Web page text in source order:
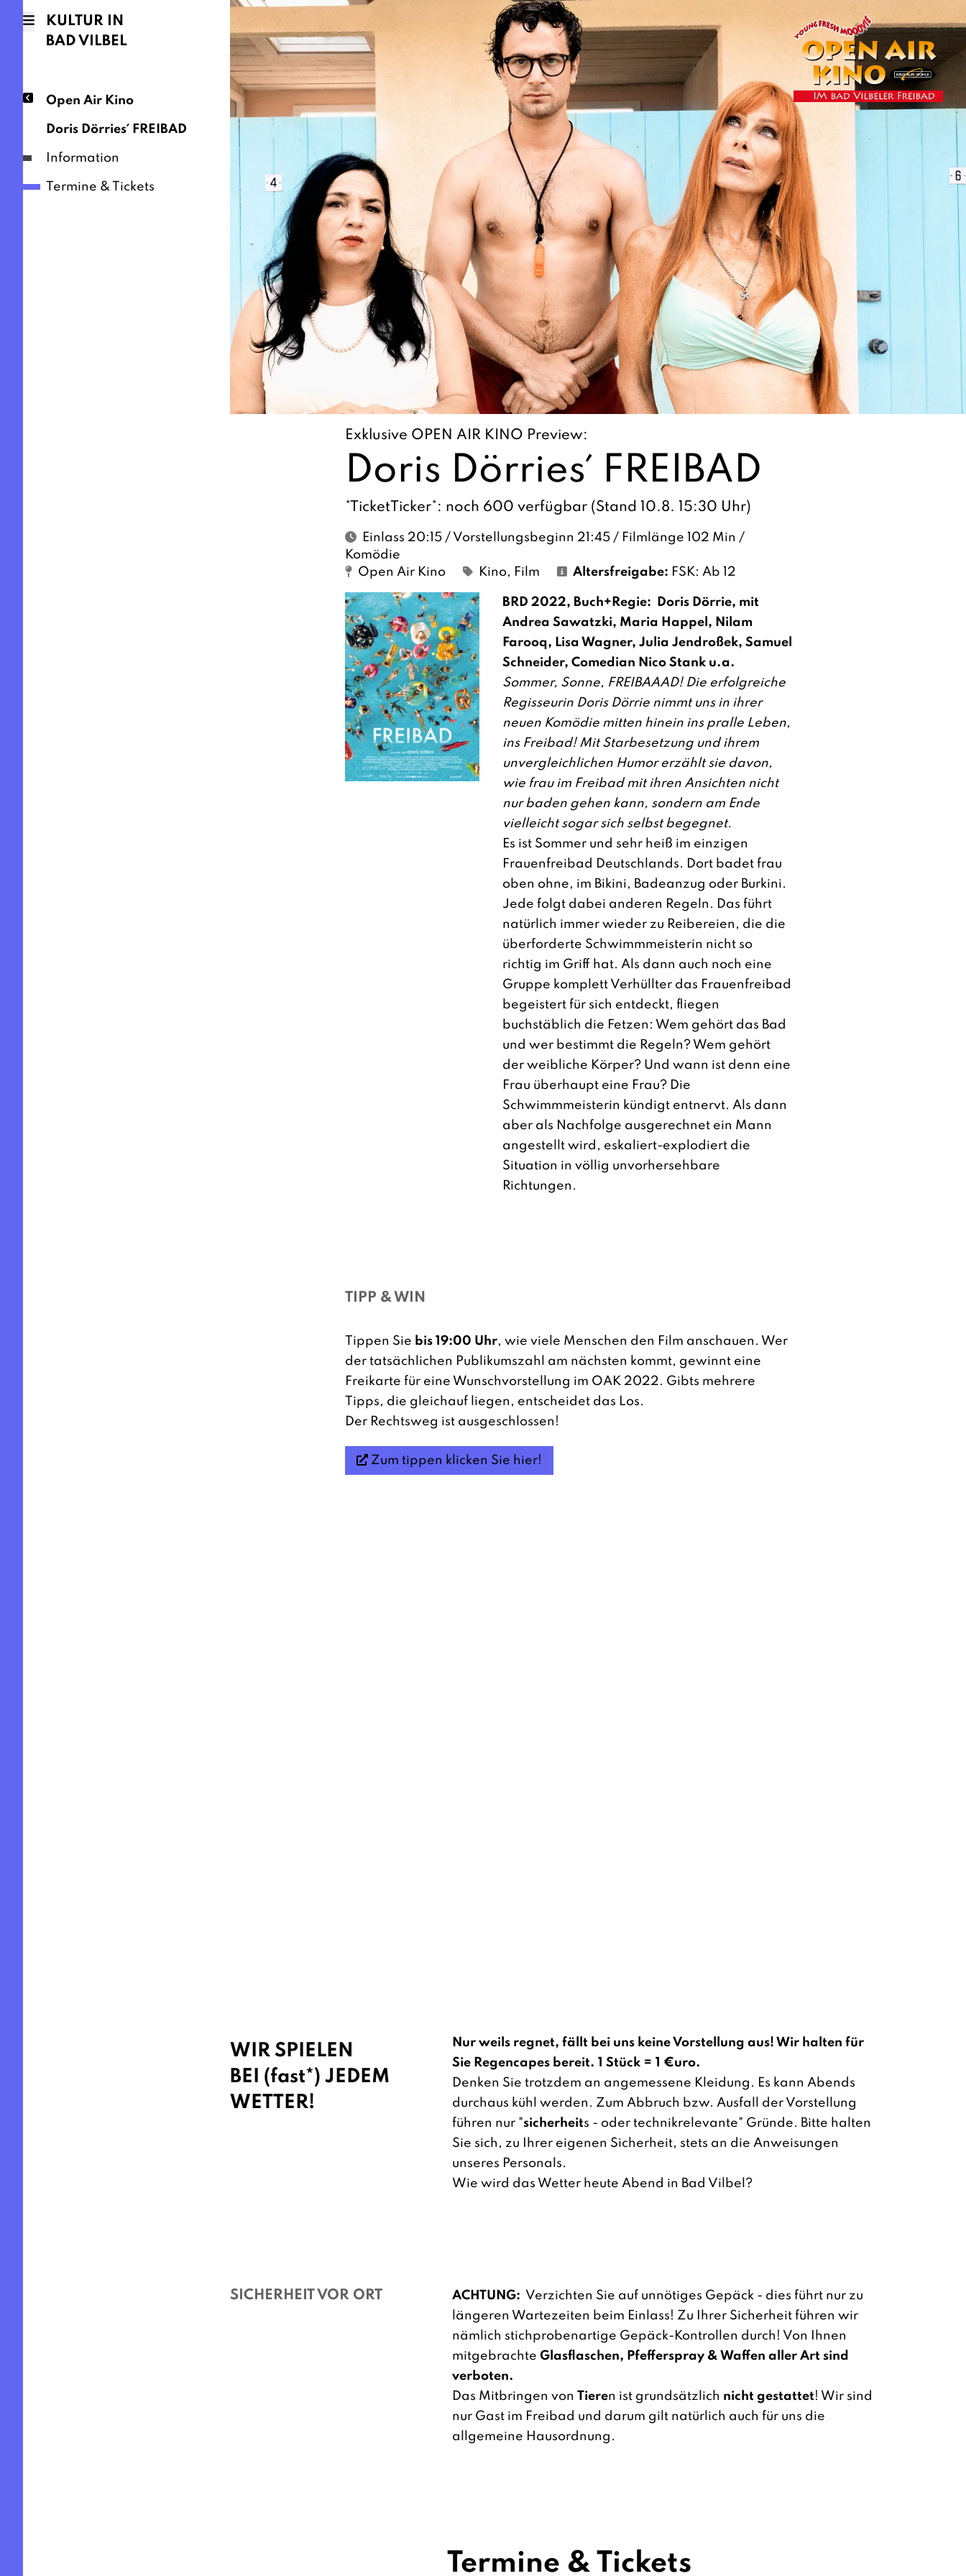
KULTUR IN
BAD VILBEL
Open Air Kino
Doris Dörries´ FREIBAD
Information
Termine & Tickets
Exklusive OPEN AIR KINO Preview:
Doris Dörries´ FREIBAD
*TicketTicker*: noch 600 verfügbar (Stand 10.8. 15:30 Uhr)
Einlass 20:15 / Vorstellungsbeginn 21:45 / Filmlänge 102 Min /
Komödie
Open Air Kino
Kino, Film Altersfreigabe: FSK: Ab 12
BRD 2022, Buch+Regie: Doris Dörrie, mit
Andrea Sawatzki, Maria Happel, Nilam
Farooq, Lisa Wagner, Julia Jendroßek, Samuel
Schneider, Comedian Nico Stank u.a.
Sommer, Sonne, FREIBAAAD! Die erfolgreiche
Regisseurin Doris Dörrie nimmt uns in ihrer
neuen Komödie mitten hinein ins pralle Leben,
ins Freibad! Mit Starbesetzung und ihrem
unvergleichlichen Humor erzählt sie davon,
wie frau im Freibad mit ihren Ansichten nicht
nur baden gehen kann, sondern am Ende
vielleicht sogar sich selbst begegnet.
Es ist Sommer und sehr heiß im einzigen
Frauenfreibad Deutschlands. Dort badet frau
oben ohne, im Bikini, Badeanzug oder Burkini.
Jede folgt dabei anderen Regeln. Das führt
natürlich immer wieder zu Reibereien, die die
überforderte Schwimmmeisterin nicht so
richtig im Griff hat. Als dann auch noch eine
Gruppe komplett Verhüllter das Frauenfreibad
begeistert für sich entdeckt, fliegen
buchstäblich die Fetzen: Wem gehört das Bad
und wer bestimmt die Regeln? Wem gehört
der weibliche Körper? Und wann ist denn eine
Frau überhaupt eine Frau? Die
Schwimmmeisterin kündigt entnervt. Als dann
aber als Nachfolge ausgerechnet ein Mann
angestellt wird, eskaliert-explodiert die
Situation in völlig unvorhersehbare
Richtungen.
TIPP & WIN
Tippen Sie bis 19:00 Uhr, wie viele Menschen den Film anschauen. Wer
der tatsächlichen Publikumszahl am nächsten kommt, gewinnt eine
Freikarte für eine Wunschvorstellung im OAK 2022. Gibts mehrere
Tipps, die gleichauf liegen, entscheidet das Los.
Der Rechtsweg ist ausgeschlossen!
Zum tippen klicken Sie hier!
WIR SPIELEN
BEI (fast*) JEDEM
WETTER!
Nur weils regnet, fällt bei uns keine Vorstellung aus! Wir halten für
Sie Regencapes bereit. 1 Stück = 1 €uro.
Denken Sie trotzdem an angemessene Kleidung. Es kann Abends
durchaus kühl werden. Zum Abbruch bzw. Ausfall der Vorstellung
führen nur "sicherheits - oder technikrelevante" Gründe. Bitte halten
Sie sich, zu Ihrer eigenen Sicherheit, stets an die Anweisungen
unseres Personals.
Wie wird das Wetter heute Abend in Bad Vilbel?
SICHERHEIT VOR ORT ACHTUNG: Verzichten Sie auf unnötiges Gepäck - dies führt nur zu
längeren Wartezeiten beim Einlass! Zu Ihrer Sicherheit führen wir
nämlich stichprobenartige Gepäck-Kontrollen durch! Von Ihnen
mitgebrachteGlasflaschen, Pfefferspray & Waffen aller Art sind
verboten.
Das Mitbringen vonTieren ist grundsätzlich nicht gestattet! Wir sind
nur Gast im Freibad und darum gilt natürlich auch für uns die
allgemeine Hausordnung.
Termine & Tickets